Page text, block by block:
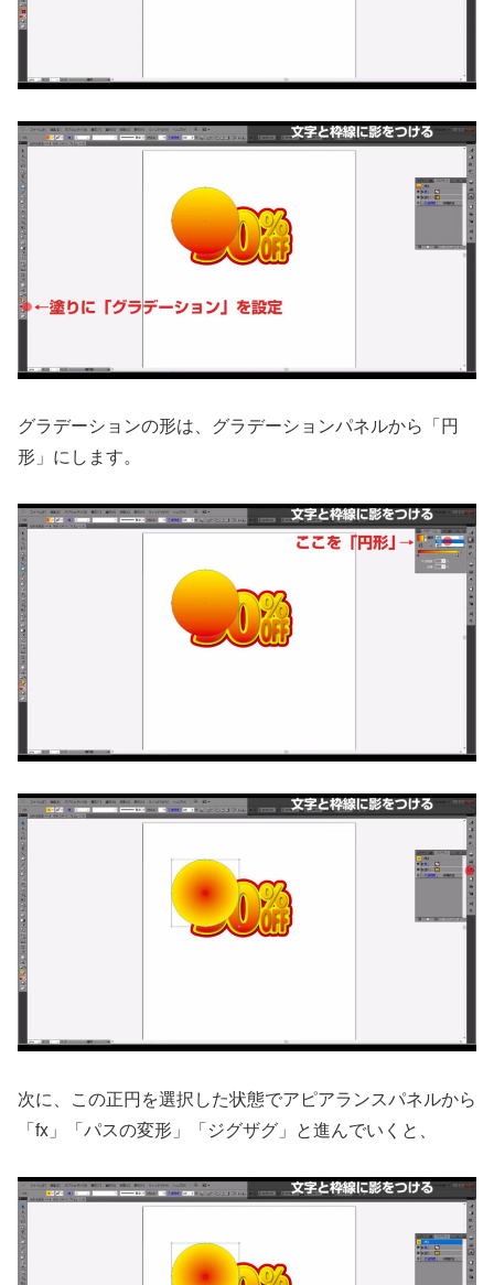
グラデーションの形は、グラデーションパネルから「円
形」にします。
次に、この正円を選択した状態でアピアランスパネルから
「fx」「パスの変形」「ジグザグ」と進んでいくと、